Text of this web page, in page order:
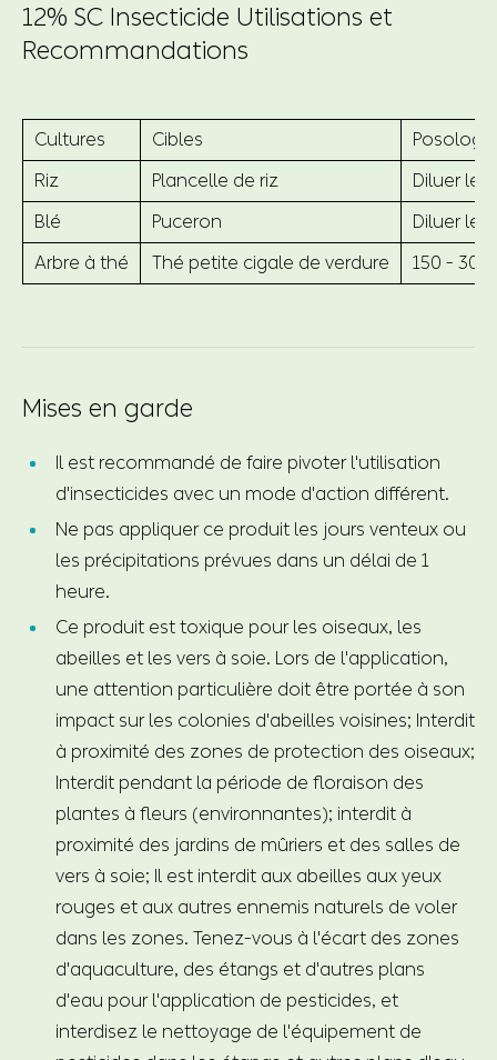
12% SC Insecticide Utilisations et
Recommandations
Cultures Cibles
Riz
Plancelle de riz
Diluer le
Blé
Puceron
Diluer le
Arbre à thé
Thé petite cigale de verdure 150 -
Mises en garde
Il est recommandé de faire pivoter l'utilisation
d'insecticides avec un mode d'action différent.
Ne pas appliquer ce produit les jours venteux ou
les précipitations prévues dans un délai de 1
heure.
Ce produit est toxique pour les oiseaux, les
abeilles et les vers à soie. Lors de l'application,
une attention particulière doit être portée à son
impact sur les colonies d'abeilles voisines; Interdit
à proximité des zones de protection des oiseaux;
Interdit pendant la période de floraison des
plantes à fleurs (environnantes); interdit à
proximité des jardins de mûriers et des salles de
vers à soie; Il est interdit aux abeilles aux yeux
rouges et aux autres ennemis naturels de voler
dans les zones. Tenez-vous à l'écart des zones
d'aquaculture, des étangs et d'autres plans
d'eau pour l'application de pesticides, et
interdisez le nettoyage de l'équipement de